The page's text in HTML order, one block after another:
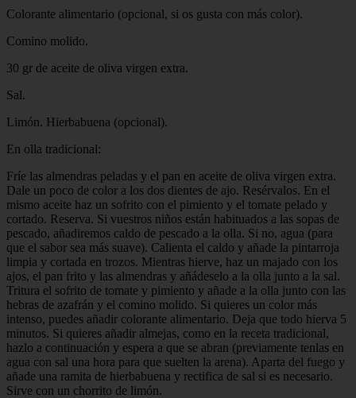
Colorante alimentario (opcional, si os gusta con más color).
Comino molido.
30 gr de aceite de oliva virgen extra.
Sal.
Limón. Hierbabuena (opcional).
En olla tradicional:
Fríe las almendras peladas y el pan en aceite de oliva virgen extra.
Dale un poco de color a los dos dientes de ajo. Resérvalos. En el
mismo aceite haz un sofrito con el pimiento y el tomate pelado y
cortado. Reserva. Si vuestros niños están habituados a las sopas de
pescado, añadiremos caldo de pescado a la olla. Si no, agua (para
que el sabor sea más suave). Calienta el caldo y añade la pintarroja
limpia y cortada en trozos. Mientras hierve, haz un majado con los
ajos, el pan frito y las almendras y añádeselo a la olla junto a la sal.
Tritura el sofrito de tomate y pimiento y añade a la olla junto con las
hebras de azafrán y el comino molido. Si quieres un color más
intenso, puedes añadir colorante alimentario. Deja que todo hierva 5
minutos. Si quieres añadir almejas, como en la receta tradicional,
hazlo a continuación y espera a que se abran (previamente tenlas en
agua con sal una hora para que suelten la arena). Aparta del fuego y
añade una ramita de hierbabuena y rectifica de sal si es necesario.
Sirve con un chorrito de limón.